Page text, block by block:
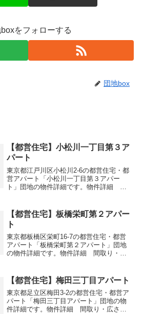
boxをフォローする
団地box
【都営住宅】小松川一丁目第３ア
パート
東京都江戸川区小松川2-6の都営住宅・都
営アパート「小松川一丁目第３アパー
ト」団地の物件詳細です。物件詳細 間
2-6間取り2DK-3DK広さ・面積52-61㎡建
設年度築...
【都営住宅】板橋栄町第２アパー
ト
東京都板橋区栄町16-7の都営住宅・都営
アパート「板橋栄町第２アパート」団地
の物件詳細です。物件詳細 間取り・広
さ・面積56-62㎡建設年度築年数1994交
通・ア...
【都営住宅】梅田三丁目アパート
東京都足立区梅田3-2の都営住宅・都営ア
パート「梅田三丁目アパート」団地の物
件詳細です。物件詳細 間取り・広さ団